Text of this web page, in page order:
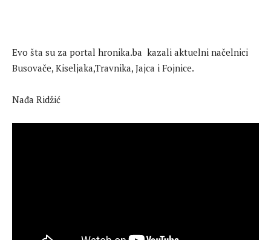
Evo šta su za portal hronika.ba kazali aktuelni načelnici
Busovače, Kiseljaka,Travnika, Jajca i Fojnice.
Nađa Ridžić